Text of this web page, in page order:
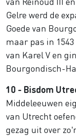
Gelre werd de
Goede van
maar pas in
van Karel V en
Bourgondisch-
10 - Bisdom
Middeleeuwen
van Utrecht
gezag uit over